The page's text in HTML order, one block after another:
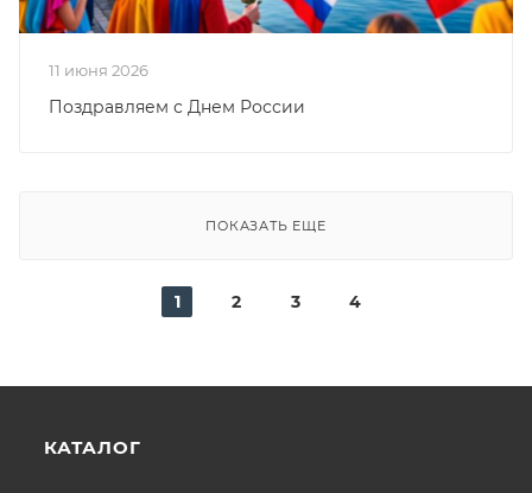
11 июня 2026
Поздравляем с Днем России
ПОКАЗАТЬ ЕЩЕ
1 2 3 4
КАТАЛОГ